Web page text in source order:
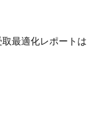
最適化レポートは